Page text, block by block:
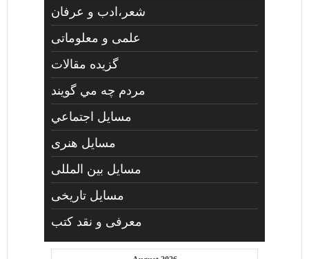
شعر،ادب و عرفان
علمی و معلوماتی
گزیده مقالات
مردم چه مي گويند
مسايل اجتماعي
مسايل هنری
مسایل بین المللی
مسایل تاریخی
معرفی و نقد کتب